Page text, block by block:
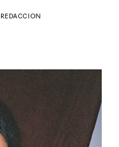
REDACCION